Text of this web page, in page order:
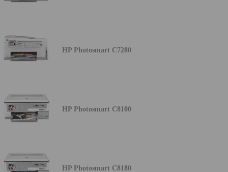
HP Photosmart C7280
HP Photosmart C8100
HP Photosmart C8180